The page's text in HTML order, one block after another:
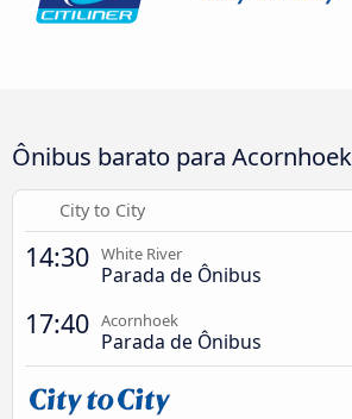
Ônibus barato para Acornhoek
City to City
14:30 White River
Parada de Ônibus
17:40 Acornhoek
Parada de Ônibus